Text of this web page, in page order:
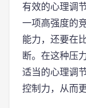
有效的心理调
一项高强度的
能力，还要在
断。在这种压
适当的心理调
控制力，从而